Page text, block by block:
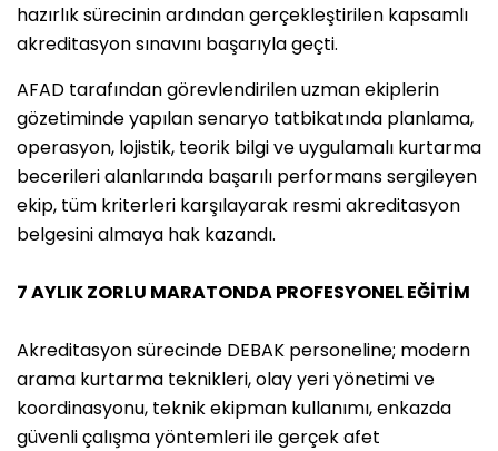
hazırlık sürecinin ardından gerçekleştirilen kapsamlı
akreditasyon sınavını başarıyla geçti.
AFAD tarafından görevlendirilen uzman ekiplerin
gözetiminde yapılan senaryo tatbikatında planlama,
operasyon, lojistik, teorik bilgi ve uygulamalı kurtarma
becerileri alanlarında başarılı performans sergileyen
ekip, tüm kriterleri karşılayarak resmi akreditasyon
belgesini almaya hak kazandı.
7 AYLIK ZORLU MARATONDA PROFESYONEL EĞİTİM
Akreditasyon sürecinde DEBAK personeline; modern
arama kurtarma teknikleri, olay yeri yönetimi ve
koordinasyonu, teknik ekipman kullanımı, enkazda
güvenli çalışma yöntemleri ile gerçek afet